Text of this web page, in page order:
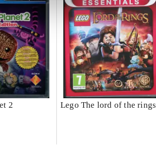
2 Lego The lord of the rings